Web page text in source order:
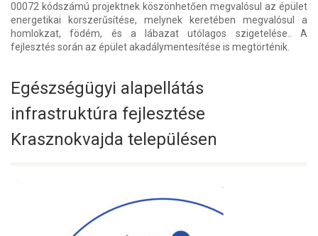
00072 kódszámú projektnek köszönhetően megvalósul az épület
energetikai korszerűsítése, melynek keretében megvalósul a
homlokzat, födém, és a lábazat utólagos szigetelése.. A
fejlesztés során az épület akadálymentesítése is megtörténik.
Egészségügyi alapellátás
infrastruktúra fejlesztése
Krasznokvajda településen